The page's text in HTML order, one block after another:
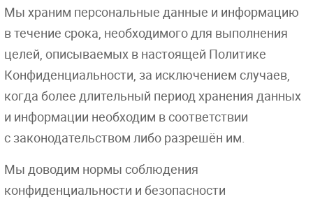
Мы храним персональные данные и информацию
в течение срока, необходимого для выполнения
целей, описываемых в настоящей Политике
Конфиденциальности, за исключением случаев,
когда более длительный период хранения данных
и информации необходим в соответствии
с законодательством либо разрешён им.
Мы доводим нормы соблюдения
конфиденциальности и безопасности